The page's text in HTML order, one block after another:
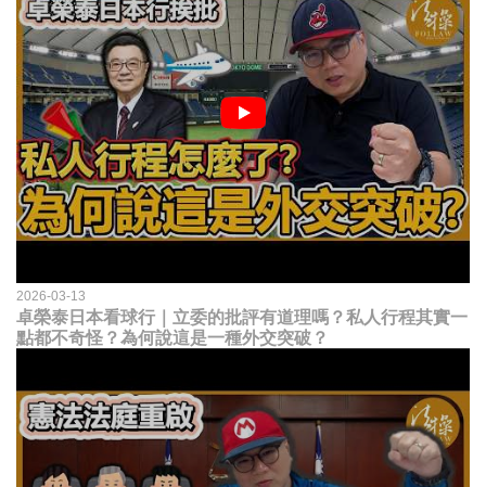
2026-03-13
卓榮泰日本看球行｜立委的批評有道理嗎？私人行程其實一
點都不奇怪？為何說這是一種外交突破？